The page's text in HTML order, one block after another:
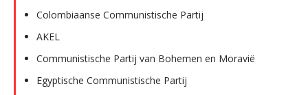
Colombiaanse Communistische Partij
AKEL
Communistische Partij van Bohemen en Moravië
Egyptische Communistische Partij